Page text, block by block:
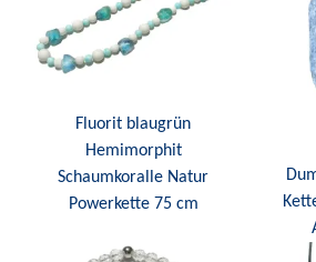
Fluorit blaugrün
Hemimorphit
Schaumkoralle Natur
Powerkette 75 cm